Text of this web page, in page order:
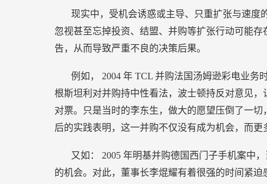
现实中，受机会诱惑或主导、只重扩张与速度
忽视甚至忘掉投资、结盟、并购等扩张行动可能
告，从而导致严重不良的决策后果。
例如， 2004 年 TCL 并购法国汤姆逊彩电业务
根斯坦利对并购持中性看法，波士顿持反对意见，
对票。只是当时的李东生，做大的愿望压倒了一
后的实践表明，这一并购不仅没有成为机会，而更
又如： 2005 年明基并购德国西门子手机案中
的机会。对此，董事长李焜耀有着很强的时间紧